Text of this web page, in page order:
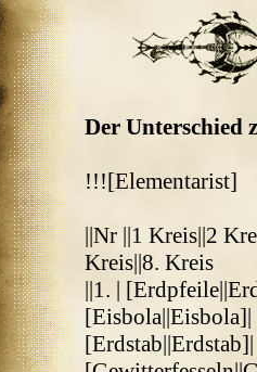
Der Unterschied
!!![Elementarist]
||Nr ||1 Kreis||2
Kreis||8. Kreis
||1. |